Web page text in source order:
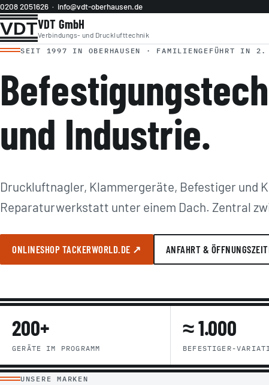
0208 2051626 · info@vdt-oberhausen.de
VDT GmbH
Verbindungs- und Drucklufttechnik
SEIT 1997 IN OBERHAUSEN · FAMILIENGEFÜHRT IN 2.
und Industrie.
Druckluftnagler, Klammergeräte, Befestiger und
Reparaturwerkstatt unter einem Dach. Zentral
ONLINESHOP TACKERWORLD.DE ↗ ANFAHRT &
200+
GERÄTE IM PROGRAMM
≈ 1.000
BEFESTIGER-
UNSERE MARKEN